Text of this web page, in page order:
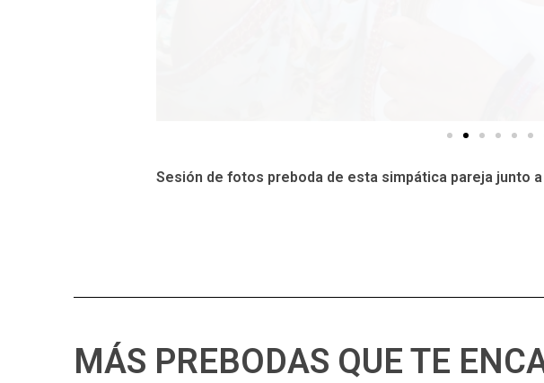
Sesión de fotos preboda de esta simpática pareja junto
MÁS PREBODAS QUE TE